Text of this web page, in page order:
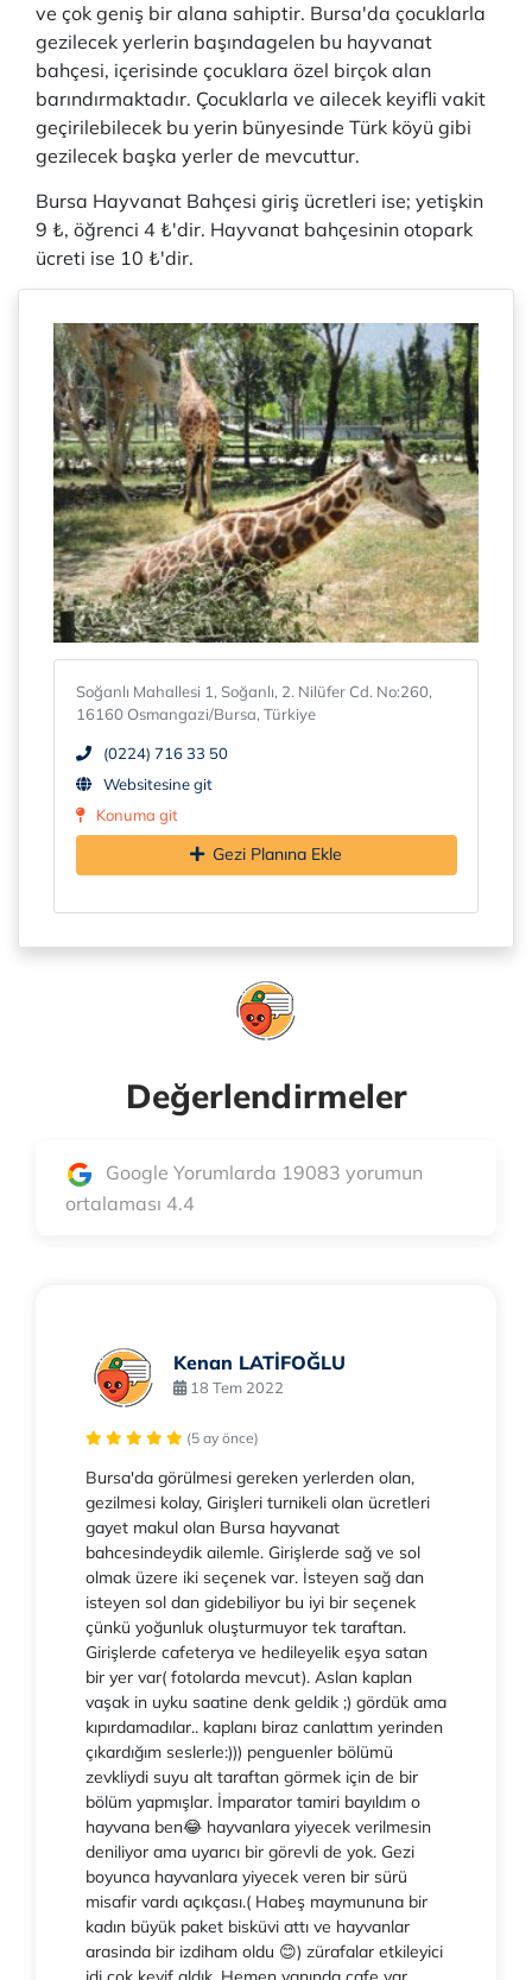
ve çok geniş bir alana sahiptir. Bursa'da çocuklarla
gezilecek yerlerin başındagelen bu hayvanat
bahçesi, içerisinde çocuklara özel birçok alan
barındırmaktadır. Çocuklarla ve ailecek keyifli vakit
geçirilebilecek bu yerin bünyesinde Türk köyü gibi
gezilecek başka yerler de mevcuttur.
Bursa Hayvanat Bahçesi giriş ücretleri ise; yetişkin
9 ₺, öğrenci 4 ₺'dir. Hayvanat bahçesinin otopark
ücreti ise 10 ₺'dir.
Soğanlı Mahallesi 1, Soğanlı, 2. Nilüfer Cd. No:260,
16160 Osmangazi/Bursa, Türkiye
(0224) 716 33 50
Websitesine git
Konuma git
Gezi Planına Ekle
Değerlendirmeler
Google Yorumlarda 19083 yorumun
ortalaması 4.4
Kenan LATİFOĞLU
18 Tem 2022
(5 ay önce)
Bursa'da görülmesi gereken yerlerden olan,
gezilmesi kolay, Girişleri turnikeli olan ücretleri
gayet makul olan Bursa hayvanat
bahcesindeydik ailemle. Girişlerde sağ ve sol
olmak üzere iki seçenek var. İsteyen sağ dan
isteyen sol dan gidebiliyor bu iyi bir seçenek
çünkü yoğunluk oluşturmuyor tek taraftan.
Girişlerde cafeterya ve hedileyelik eşya satan
bir yer var( fotolarda mevcut). Aslan kaplan
vaşak in uyku saatine denk geldik ;) gördük ama
kıpırdamadılar.. kaplanı biraz canlattım yerinden
çıkardığım seslerle:))) penguenler bölümü
zevkliydi suyu alt taraftan görmek için de bir
bölüm yapmışlar. İmparator tamiri bayıldım o
hayvana ben😂 hayvanlara yiyecek verilmesin
deniliyor ama uyarıcı bir görevli de yok. Gezi
boyunca hayvanlara yiyecek veren bir sürü
misafir vardı açıkçası.( Habeş maymununa bir
kadın büyük paket bisküvi attı ve hayvanlar
arasinda bir izdiham oldu 😊) zürafalar etkileyici